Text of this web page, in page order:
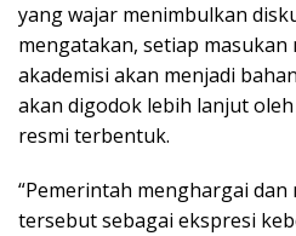
yang wajar menimbulkan
mengatakan, setiap masukan
akademisi akan menjadi
akan digodok lebih lanjut
resmi terbentuk.
“Pemerintah menghargai
tersebut sebagai ekspresi